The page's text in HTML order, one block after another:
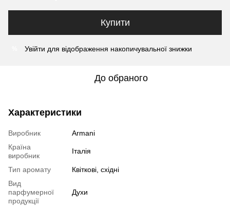
Купити
Увійти для відображення накопичувальної знижки
До обраного
Характеристики
Виробник
Armani
Країна
виробник
Італія
Тип аромату
Квіткові, східні
Вид
парфумерної
продукції
Духи